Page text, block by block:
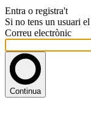
Entra o registra't
Si no tens un usuari
Correu electrònic
Continua